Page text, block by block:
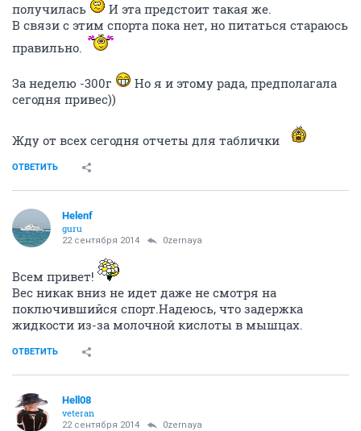
получилась
И эта предстоит такая же.
В связи с этим спорта пока нет, но питаться стараюсь
правильно.
За неделю -300г
Но я и этому рада, предполагала
сегодня привес))
Жду от всех сегодня отчеты для таблички
ОТВЕТИТЬ
Helenf
guru
22 сентября 2014 0zernaya
Всем привет!
Вес никак вниз не идет даже не смотря на
поключившийся спорт.Надеюсь, что задержка
жидкости из-за молочной кислоты в мышцах.
ОТВЕТИТЬ
Hell08
veteran
22 сентября 2014 0zernaya